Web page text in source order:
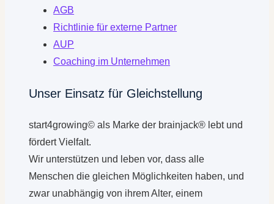
AGB
Richtlinie für externe Partner
AUP
Coaching im Unternehmen
Unser Einsatz für Gleichstellung
start4growing© als Marke der brainjack® lebt und
fördert Vielfalt.
Wir unterstützen und leben vor, dass alle
Menschen die gleichen Möglichkeiten haben, und
zwar unabhängig von ihrem Alter, einem